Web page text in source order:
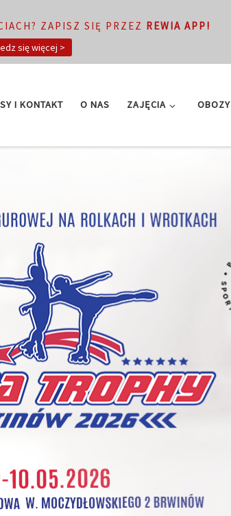
I KONTAKT O NAS ZAJĘCIA OBOZY
ZAPISZ SIĘ PRZEZ REWIA APP!
się więcej >